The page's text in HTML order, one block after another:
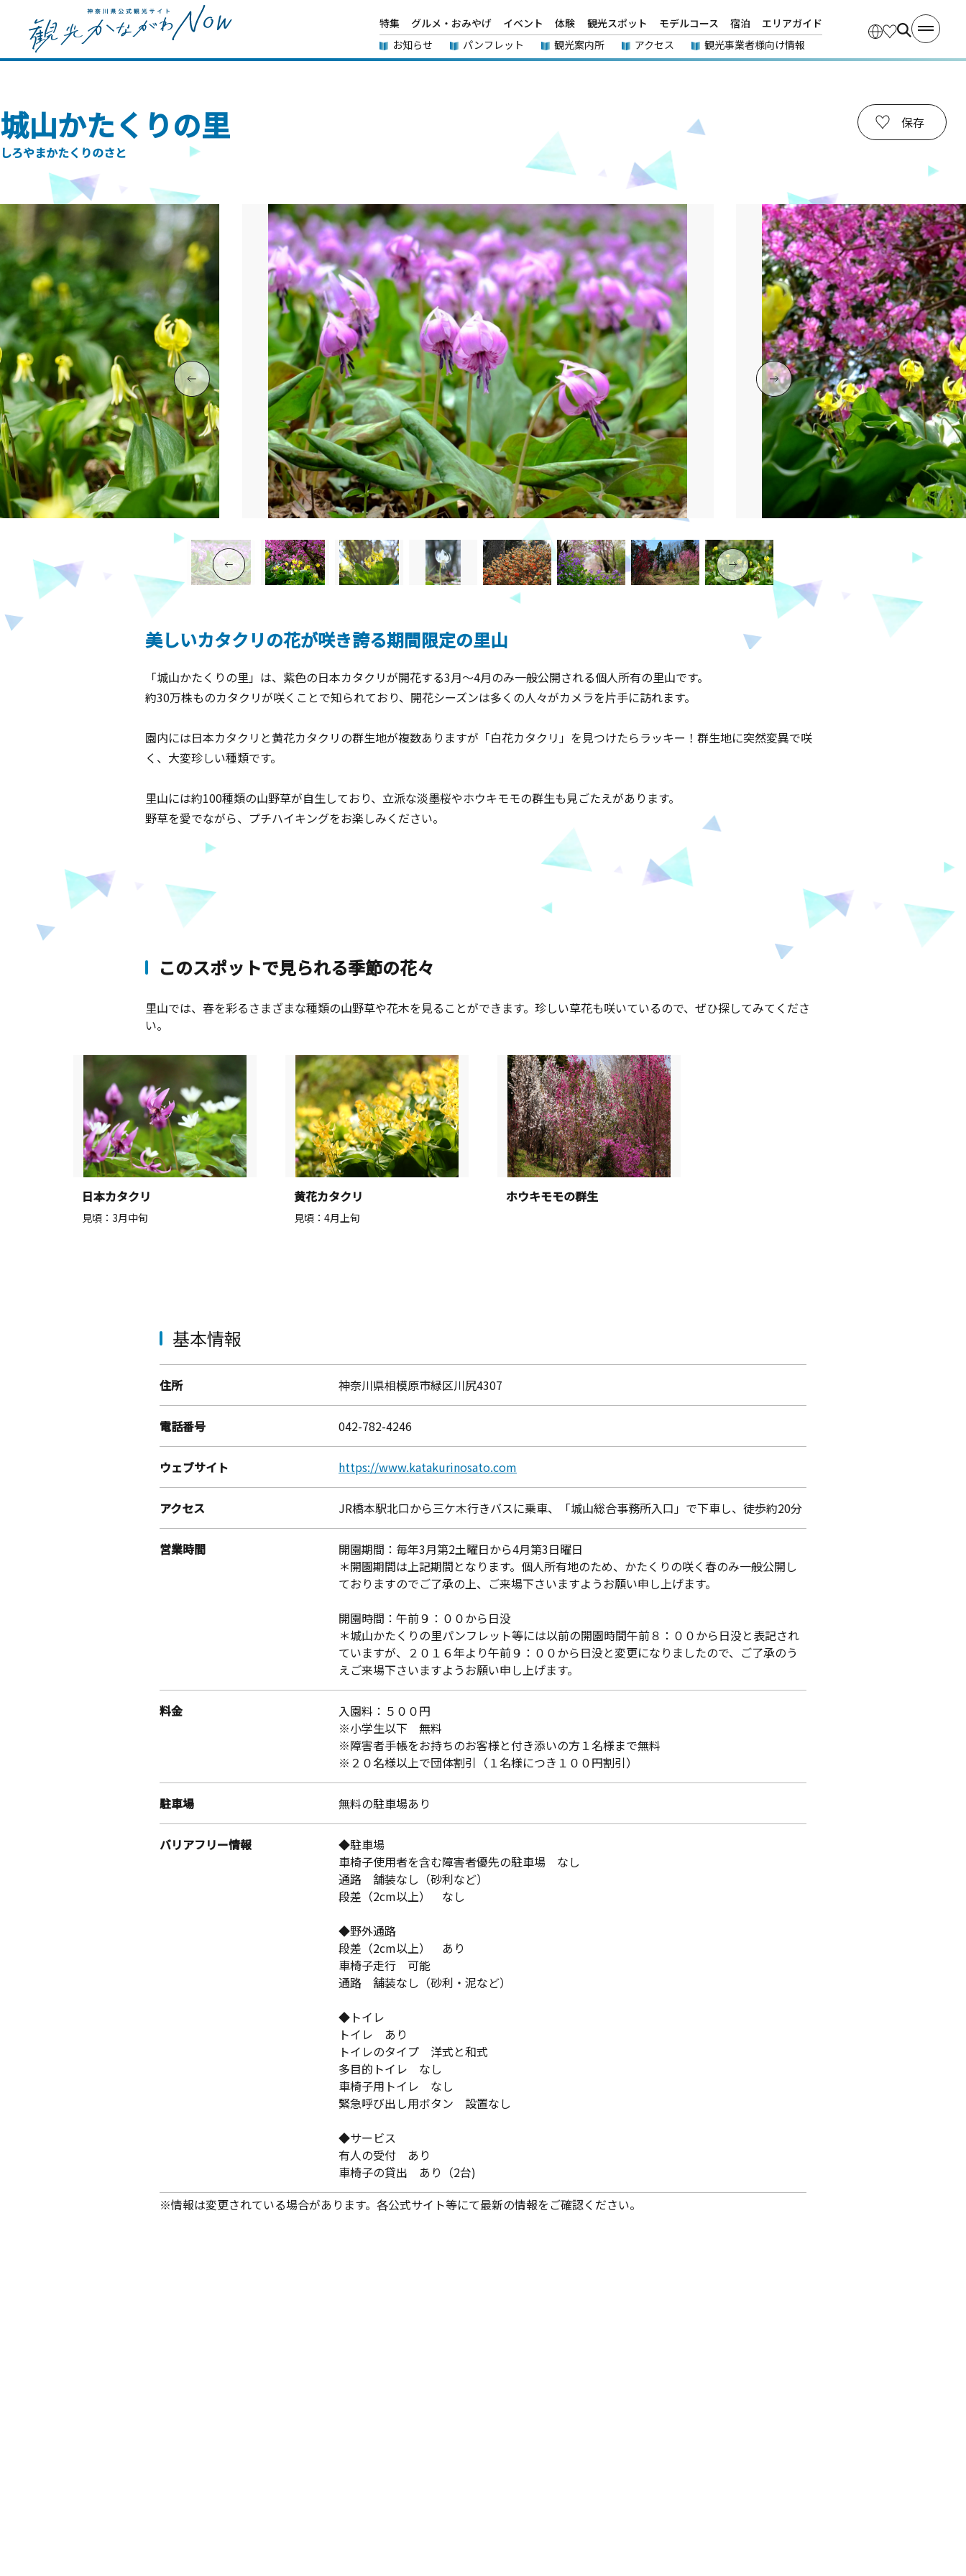
特集 グルメ・おみやげ イベント 体験 観光スポット モデルコース 宿泊
エリアガイド
お知らせ
パンフレット 観光案内所 アクセス 観光事業者様向け情報
城山かたくりの里
しろやまかたくりのさと
保存
美しいカタクリの花が咲き誇る期間限定の里山
「城山かたくりの里」は、紫色の日本カタクリが開花する3月～4月のみ一般公開される個人所有の里山です。
約30万株ものカタクリが咲くことで知られており、開花シーズンは多くの人々がカメラを片手に訪れます。
園内には日本カタクリと黄花カタクリの群生地が複数ありますが「白花カタクリ」を見つけたらラッキー！群生地に突然変異で咲
く、大変珍しい種類です。
里山には約100種類の山野草が自生しており、立派な淡墨桜やホウキモモの群生も見ごたえがあります。
野草を愛でながら、プチハイキングをお楽しみください。
このスポットで見られる季節の花々
里山では、春を彩るさまざまな種類の山野草や花木を見ることができます。珍しい草花も咲いているので、ぜひ探してみてくださ
い。
日本カタクリ
見頃：3月中旬
黄花カタクリ
見頃：4月上旬
ホウキモモの群生
基本情報
住所 神奈川県相模原市緑区川尻4307
電話番号 042-782-4246
ウェブサイト https://www.katakurinosato.com
アクセス JR橋本駅北口から三ケ木行きバスに乗車、「城山総合事務所入口」で下車し、徒歩約20分
営業時間
開園期間：毎年3月第2土曜日から4月第3日曜日
​​＊開園期間は上記期間となります。個人所有地のため、かたくりの咲く春のみ一般公開し
ておりますのでご了承の上、ご来場下さいますようお願い申し上げます。
開園時間：​午前９：００から日没
​＊城山かたくりの里パンフレット等には以前の開園時間午前８：００から日没と表記され
ていますが、​２０１６年より午前９：００から日没と変更になりましたので、ご了承のう
えご来場下さいますようお願い申し上げます。
料金
入園料：５００円
​※小学生以下 無料
※障害者手帳をお持ちのお客様と付き添いの方１名様まで無料
※２０名様以上で団体割引（１名様につき１００円割引）
駐車場 無料の駐車場あり
バリアフリー情報
◆駐車場
車椅子使用者を含む障害者優先の駐車場 なし
通路 舗装なし（砂利など）
段差（2cm以上） なし
◆野外通路
段差（2cm以上） あり
車椅子走行 可能
通路 舗装なし（砂利・泥など）
◆トイレ
トイレ あり
トイレのタイプ 洋式と和式
多目的トイレ なし
車椅子用トイレ なし
緊急呼び出し用ボタン 設置なし
◆サービス
有人の受付 あり
車椅子の貸出 あり（2台)
※情報は変更されている場合があります。各公式サイト等にて最新の情報をご確認ください。